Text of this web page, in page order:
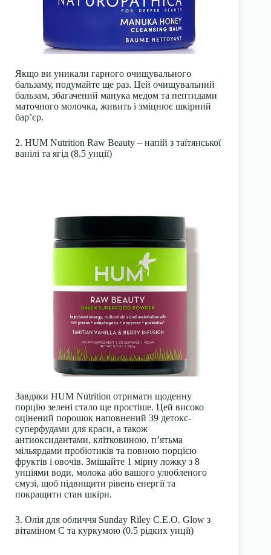
Якщо ви уникали гарного очищувального
бальзаму, подумайте ще раз. Цей очищувальний
бальзам, збагачений манука медом та пептидами
маточного молочка, живить і зміцнює шкірний
бар’єр.
2. HUM Nutrition Raw Beauty – напій з таїтянської
ванілі та ягід (8.5 унції)
Завдяки HUM Nutrition отримати щоденну
порцію зелені стало ще простіше. Цей високо
оцінений порошок наповнений 39 детокс-
суперфудами для краси, а також
антиоксидантами, клітковиною, п’ятьма
мільярдами пробіотиків та повною порцією
фруктів і овочів. Змішайте 1 мірну ложку з 8
унціями води, молока або вашого улюбленого
смузі, щоб підвищити рівень енергії та
покращити стан шкіри.
3. Олія для обличчя Sunday Riley C.E.O. Glow з
вітаміном С та куркумою (0.5 рідких унції)